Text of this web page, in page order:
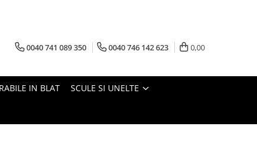
0040 741 089 350 0040 746 142 623 0,00
IN BLAT SCULE SI UNELTE